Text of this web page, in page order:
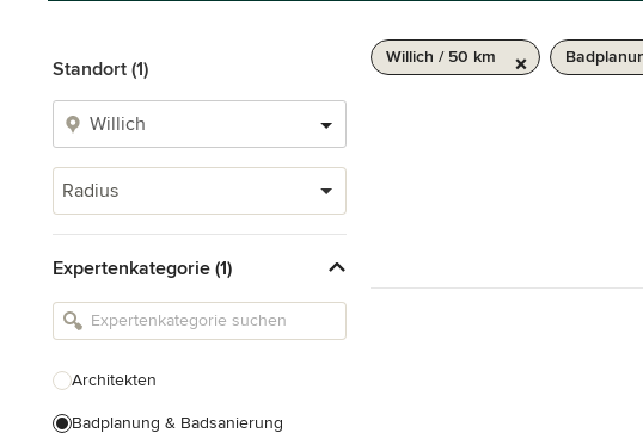
Standort (1)
Radius
Expertenkategorie (1)
Architekten
Badplanung & Badsanierung
Willich / 50 km